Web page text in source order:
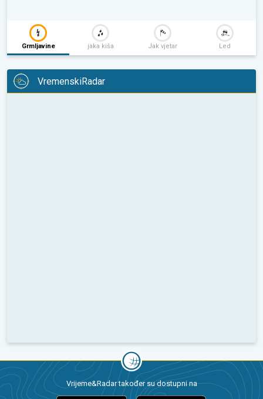
Grmljavine jaka kiša Jak vjetar Led
VremenskiRadar
Vrijeme&Radar također su dostupni na